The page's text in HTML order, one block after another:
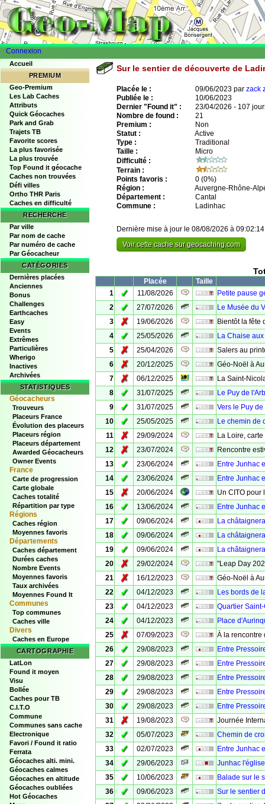
Connexion
Accueil
PREMIUM
Geo-Premium
Les Lab Caches
Attributs
Quick Géocaches
Park and Grab
Trajets TB
Favorite scores
La plus favorisée
La plus trouvée
Top Found it géocache
Caches non trouvées
Défi villes
Ortho THR Paris
Caches en difficulté
RECHERCHE
Par ville
Par nom de cache
Par numéro de cache
Par Géocacheur
CATÉGORIES
Dernières placées
Anciennes
Bonus
Challenges
Earthcaches
Easy
Events
Extrêmes
Particulières
Wherigo
Inactives
Archivées
STATISTIQUES
Géocacheurs
Trouveurs
Placeurs France
Évolution des placeurs
Placeurs région
Placeurs département
Awarded Géocacheurs
Owner Events
France
Carte de progression
Carte globale
Caches totalité
Répartition par type
Régions
Caches région
Moyennes favoris
Départements
Caches département
Durées caches
Nombre Events
Moyennes favoris
Taux archivées
Moyennes Found It
Communes
Top communes
Caches ville
Divers
Caches en Europe
CARTOGRAPHIE
LatLon
Found it moyen
Visu
Bollée
Caches pour TB
C.I.T.O
Commune
Communes sans cache
Electronique
Favori / Found it ratio
Ferrata
Géocaches alti. mini.
Géocaches calmes
Géocaches en altitude
Géocaches oubliées
Hot Géocaches
Sur le sentier de découverte de
Placée le : 09/06/2023 par zack
Publiée le :
10/06/2023
Dernier "Found it" :
23/04/2026 - 107
Nombre de found :
21
Premium :
Non
Statut :
Active
Type :
Traditional
Taille :
Micro
Difficulté :
Terrain :
Points favoris :
0 (0%)
Région :
Auvergne-Rhône-
Département :
Cantal
Commune :
Ladinhac
Dernière mise à jour le 08/08/2026 à 09:02:14
Voir cette cache sur geocaching.com
Placée
Taille
1
✓ 11/08/2026
Petite pause
2
✓ 27/07/2026
Le Musée du
3
✗ 19/06/2026
Bientôt la fête
4
✓ 25/05/2026
La Chaise
5
✗ 25/04/2026
Salers au
6
✗ 20/12/2025
Géo-Noël à
7
✗ 06/12/2025
La Saint-
8
✓ 31/07/2025
Le Puy de
9
✓ 31/07/2025
Vers le Puy
10
✓ 25/05/2025
Le chemin de
11
✗ 29/09/2024
La Loire,
12
✗ 23/07/2024
Rencontre
13
✓ 23/06/2024
Entre Junhac
14
✓ 23/06/2024
Entre Junhac
15
✗ 20/06/2024
Un CITO pour
16
✓ 13/06/2024
Entre Junhac
17
✓ 09/06/2024
La
18
✓ 09/06/2024
La
19
✓ 09/06/2024
La
20
✗ 29/02/2024
"Leap Day
21
✗ 16/12/2023
Géo-Noël à
22
✓ 04/12/2023
Les bords de
23
✓ 04/12/2023
Quartier
24
✓ 04/12/2023
Place
25
✗ 07/09/2023
À la rencontre
26
✓ 29/08/2023
Entre
27
✓ 29/08/2023
Entre
28
✓ 29/08/2023
Entre
29
✓ 29/08/2023
Entre
30
✓ 29/08/2023
Entre
31
✗ 19/08/2023
Journée
32
✓ 05/07/2023
Chemin de
33
✓ 02/07/2023
Entre Junhac
34
✓ 29/06/2023
Junhac
35
✓ 10/06/2023
Balade sur le
36
✓ 09/06/2023
Sur le sentier